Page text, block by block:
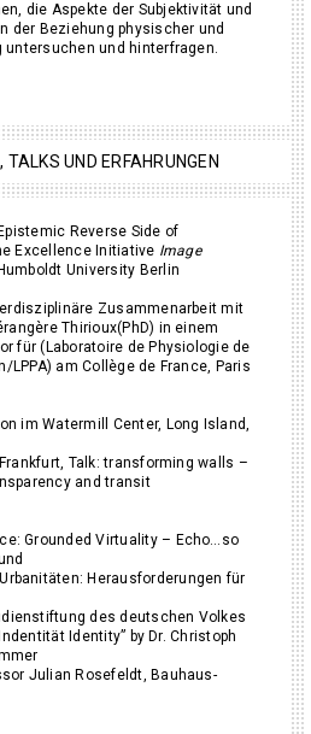
die Aspekte der Subjektivität und
der Beziehung physischer und
untersuchen und hinterfragen.
TALKS UND ERFAHRUNGEN
Reverse Side of
Excellence Initiative Image
University Berlin
Zusammenarbeit mit
Thirioux(PhD) in einem
für (Laboratoire de Physiologie de
LPPA) am Collège de France, Paris
im Watermill Center, Long Island,
Talk: transforming walls –
and transit
Grounded Virtuality – Echo…so
Herausforderungen für
des deutschen Volkes
Identity” by Dr. Christoph
Julian Rosefeldt, Bauhaus-